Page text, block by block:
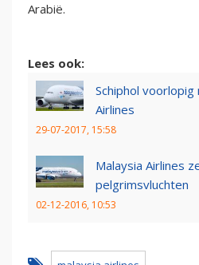
Arabië.
Lees ook:
Schiphol
Airlines
29-07-2017, 15:58
Malaysia Airlines
pelgrimsvluchten
02-12-2016, 10:53